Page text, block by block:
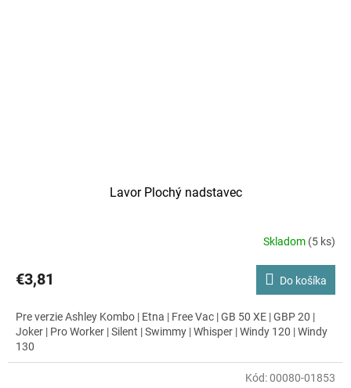
Lavor Plochý nadstavec
Skladom (5 ks)
€3,81 Do košíka
Pre verzie Ashley Kombo | Etna | Free Vac | GB 50 XE | GBP 20 |
Joker | Pro Worker | Silent | Swimmy | Whisper | Windy 120 | Windy
130
Kód:00080-01853